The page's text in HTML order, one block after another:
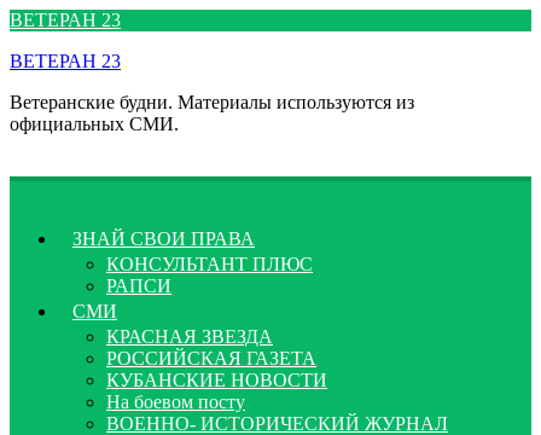
Перейти
содержимому
ВЕТЕРАН 23
ВЕТЕРАН 23
Ветеранские будни. Материалы используются из
официальных СМИ.
ЗНАЙ СВОИ ПРАВА
КОНСУЛЬТАНТ ПЛЮС
РАПСИ
СМИ
КРАСНАЯ ЗВЕЗДА
РОССИЙСКАЯ ГАЗЕТА
КУБАНСКИЕ НОВОСТИ
На боевом посту
ВОЕННО- ИСТОРИЧЕСКИЙ ЖУРНАЛ